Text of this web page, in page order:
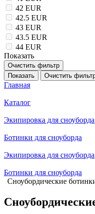
42 EUR
42.5 EUR
43 EUR
43.5 EUR
44 EUR
Показать
Очистить фильтр
Показать
Очистить
Главная
Каталог
Экипировка для сноуборда
Ботинки для сноуборда
Экипировка для сноуборда
Ботинки для сноуборда
Сноубордические